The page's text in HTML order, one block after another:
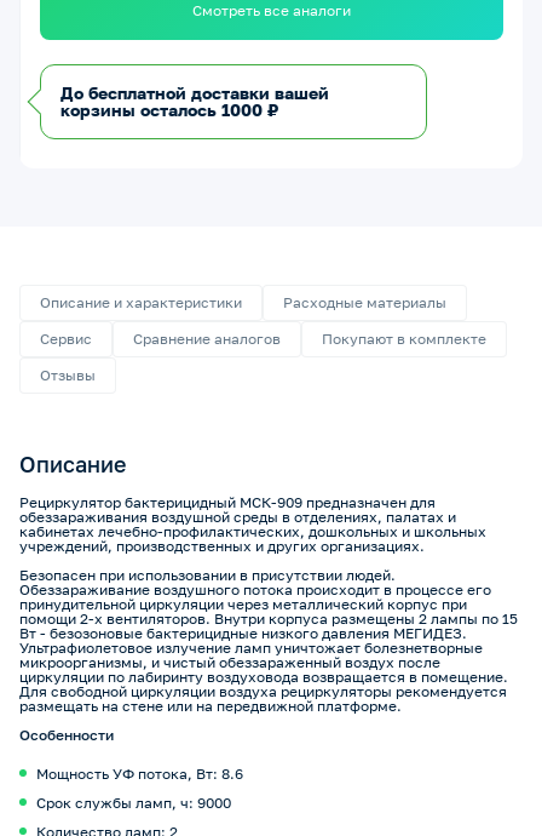
Смотреть все аналоги
До бесплатной доставки вашей
корзины осталось 1000 ₽
Описание и характеристики
Расходные материалы
Сервис
Сравнение аналогов
Покупают в комплекте
Отзывы
Описание
Рециркулятор бактерицидный МСК-909 предназначен для
обеззараживания воздушной среды в отделениях, палатах и
кабинетах лечебно-профилактических, дошкольных и школьных
учреждений, производственных и других организациях.
Безопасен при использовании в присутствии людей.
Обеззараживание воздушного потока происходит в процессе его
принудительной циркуляции через металлический корпус при
помощи 2-х вентиляторов. Внутри корпуса размещены 2 лампы по 15
Вт - безозоновые бактерицидные низкого давления МЕГИДЕЗ.
Ультрафиолетовое излучение ламп уничтожает болезнетворные
микроорганизмы, и чистый обеззараженный воздух после
циркуляции по лабиринту воздуховода возвращается в помещение.
Для свободной циркуляции воздуха рециркуляторы рекомендуется
размещать на стене или на передвижной платформе.
Особенности
Мощность УФ потока, Вт: 8.6
Срок службы ламп, ч: 9000
Количество ламп: 2